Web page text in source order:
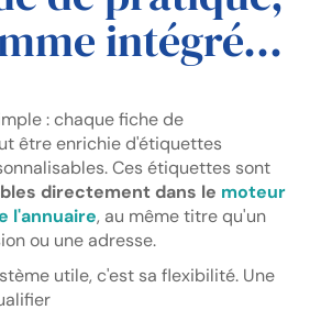
intégré...
: chaque fiche de
être enrichie d'étiquettes
Ces étiquettes sont
directement dans le moteur
l'annuaire, au même titre qu'un
ou une adresse.
utile, c'est sa flexibilité. Une